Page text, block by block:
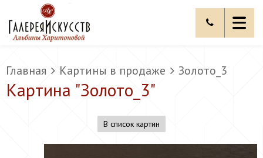
Главная Картины в продаже Золото_3
Картина "Золото_3"
В список картин